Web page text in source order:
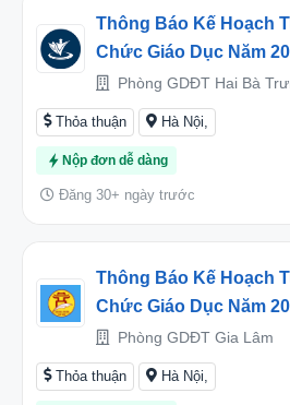
Thông Báo Kế Hoạch
Chức Giáo Dục Năm
Quận Hai Bà Trưng
Phòng GDĐT Hai Bà
Thỏa thuận Hà Nội,
Nộp đơn dễ dàng
Đăng 30+ ngày trước
Thông Báo Kế Hoạch
Chức Giáo Dục Năm
Huyện Gia Lâm
Phòng GDĐT Gia Lâm
Thỏa thuận Hà Nội,